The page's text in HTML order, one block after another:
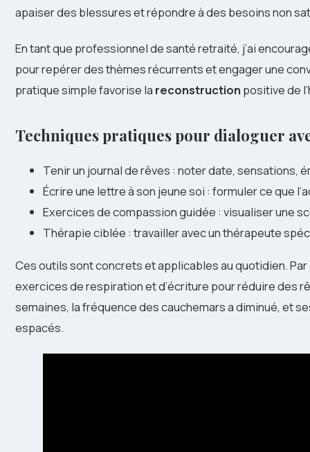
apaiser des blessures et répondre à des besoins non
En tant que professionnel de santé retraité, j’ai
pour repérer des thèmes récurrents et engager une
pratique simple favorise la reconstruction positive de
Techniques pratiques pour dialoguer
Tenir un journal de rêves : noter date, sensations,
Écrire une lettre à son jeune soi : formuler ce que
Exercices de compassion guidée : visualiser une
Thérapie ciblée : travailler avec un thérapeute
Ces outils sont concrets et applicables au quotidien.
exercices de respiration et d’écriture pour réduire des
semaines, la fréquence des cauchemars a diminué, et
espacés.